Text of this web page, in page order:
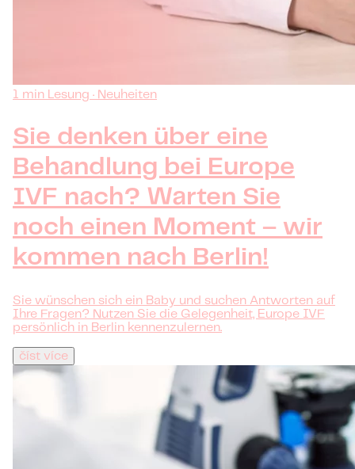
1 min Lesung · Neuheiten
Sie denken über eine
Behandlung bei Europe
IVF nach? Warten Sie
noch einen Moment – wir
kommen nach Berlin!
Sie wünschen sich ein Baby und suchen Antworten auf
Ihre Fragen? Nutzen Sie die Gelegenheit, Europe IVF
persönlich in Berlin kennenzulernen.
číst více